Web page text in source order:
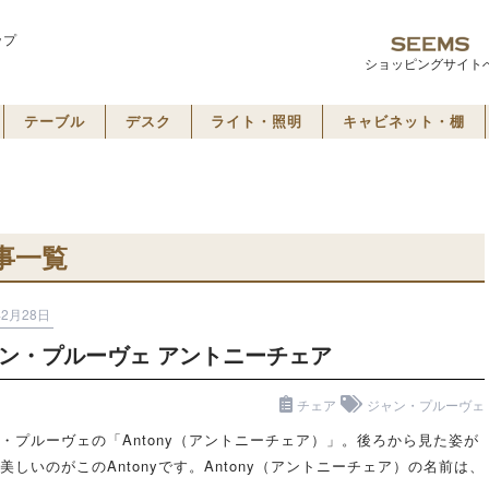
プ
ショッピングサイト
テーブル デスク ライト・照明 キャビネット・棚
一覧
月28日
・プルーヴェ アントニーチェア
チェア ジャン・プルーヴェ
プルーヴェの「Antony（アントニーチェア）」。後ろから見た姿が
しいのがこのAntonyです。Antony（アントニーチェア）の名前は、